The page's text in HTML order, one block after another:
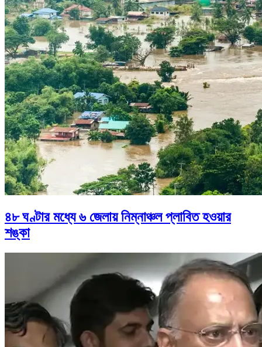
৪৮ ঘণ্টার মধ্যে ৬ জেলায় নিম্নাঞ্চল প্লাবিত হওয়ার
শঙ্কা